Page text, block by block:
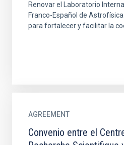
Renovar el Laboratorio
Franco-Español de
para fortalecer y facilitar la
AGREEMENT
Convenio entre el